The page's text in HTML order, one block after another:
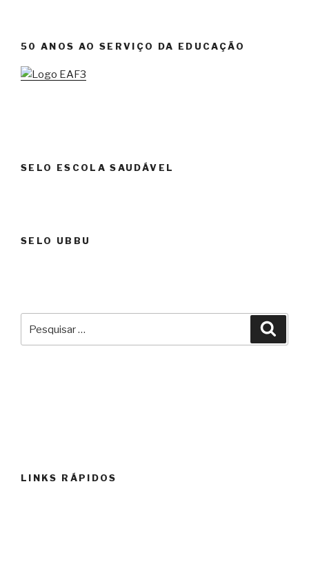
50 ANOS AO SERVIÇO DA EDUCAÇÃO
SELO ESCOLA SAUDÁVEL
SELO UBBU
LINKS RÁPIDOS